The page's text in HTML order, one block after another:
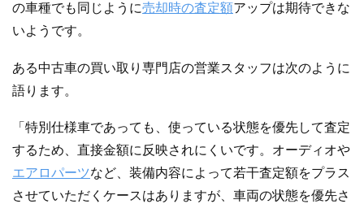
の車種でも同じように売却時の査定額アップは期待できな
いようです。
ある中古車の買い取り専門店の営業スタッフは次のように
語ります。
「特別仕様車であっても、使っている状態を優先して査定
するため、直接金額に反映されにくいです。オーディオや
エアロパーツなど、装備内容によって若干査定額をプラス
させていただくケースはありますが、車両の状態を優先さ